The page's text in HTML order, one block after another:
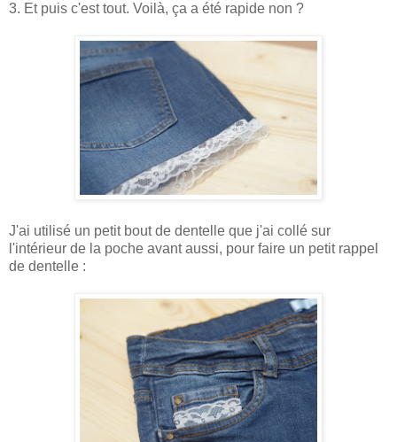
3. Et puis c'est tout. Voilà, ça a été rapide non ?
J'ai utilisé un petit bout de dentelle que j'ai collé sur
l'intérieur de la poche avant aussi, pour faire un petit rappel
de dentelle :